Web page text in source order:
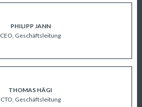
PHILIPP JANN
CEO, Geschäftsleitung
THOMAS HÄGI
CTO, Geschäftsleitung